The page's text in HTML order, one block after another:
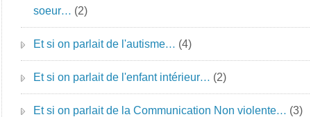
soeur… (2)
Et si on parlait de l'autisme… (4)
Et si on parlait de l'enfant intérieur… (2)
Et si on parlait de la Communication Non violente… (3)